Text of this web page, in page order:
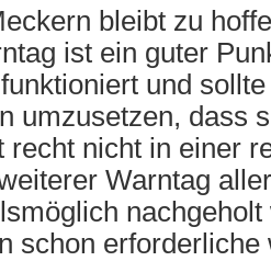
bleibt zu
ist ein guter
und
umzusetzen, dass
recht nicht in einer
Warntag
schon